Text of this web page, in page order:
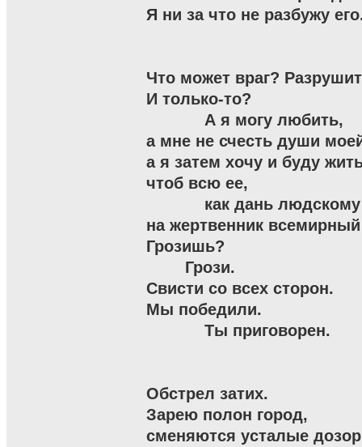
Я ни за что не разбужу
Что может враг?
И только-то?
            А я могу любить,
а мне не счесть души
а я затем хочу и буду
чтоб всю ее,
как дань
на жертвенник
Грозишь?
        Грози.
Свисти со всех сторон.
Мы победили.
            Ты приговорен.
Обстрел затих.
Зарею полон город,
сменяются